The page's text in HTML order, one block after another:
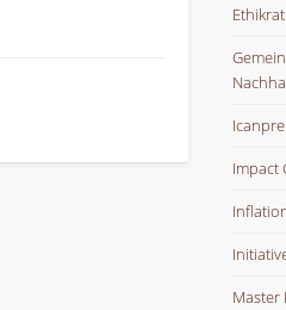
Ethikrat
Impact
Master